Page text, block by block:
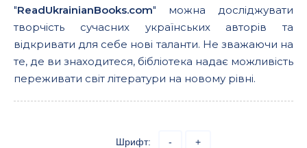
"ReadUkrainianBooks.com" можна досліджувати
творчість сучасних українських авторів та
відкривати для себе нові таланти. Не зважаючи на
те, де ви знаходитеся, бібліотека надає можливість
переживати світ літератури на новому рівні.
Шрифт: - +